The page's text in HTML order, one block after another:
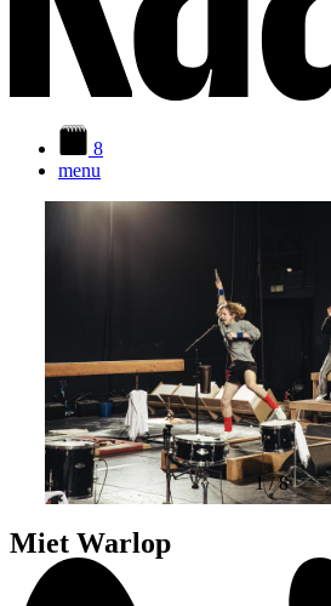
8
menu
1/8
Miet Warlop